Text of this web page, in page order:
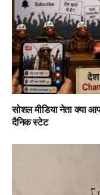
सोशल मीडिया नेता क्या
दैनिक स्टेट